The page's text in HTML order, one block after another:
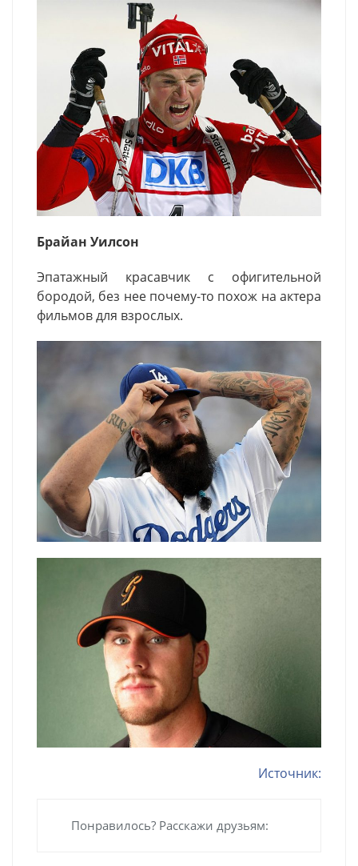
Брайан Уилсон
Эпатажный красавчик с офигительной
бородой, без нее почему-то похож на актера
фильмов для взрослых.
Источник:
Понравилось? Расскажи друзьям: